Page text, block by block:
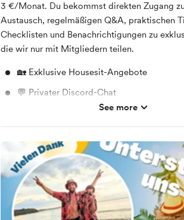
3 €/Monat. Du bekommst direkten Zugang
Austausch, regelmäßigen Q&A, praktischen
Checklisten und Benachrichtigungen zu
die wir nur mit Mitgliedern teilen.
🏡 Exklusive Housesit-Angebote
💬 Privater Discord-Chat
🧳 Insider-Tipps für deinen nächsten
See more